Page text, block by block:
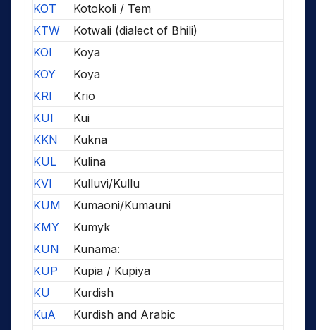
KOT
Kotokoli / Tem
KTW
Kotwali (dialect of Bhili)
KOI
Koya
KOY
Koya
KRI
Krio
KUI
Kui
KKN
Kukna
KUL
Kulina
KVI
Kulluvi/Kullu
KUM
Kumaoni/Kumauni
KMY
Kumyk
KUN
Kunama:
KUP
Kupia / Kupiya
KU
Kurdish
KuA
Kurdish and Arabic